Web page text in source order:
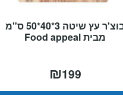
בוצ'ר עץ שיטה 3*40*50 ס"מ
מבית Food appeal
₪199